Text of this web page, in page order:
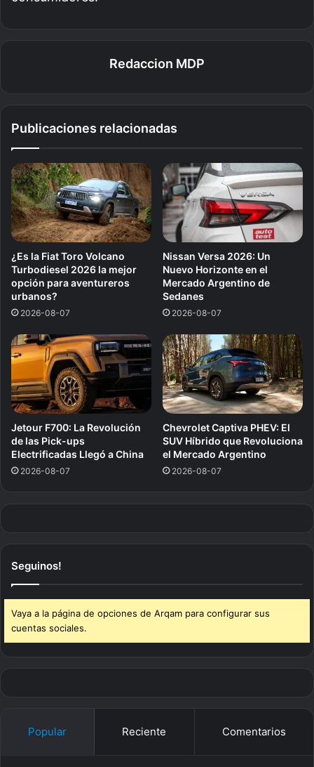
Redaccion MDP
Publicaciones relacionadas
¿Es la Fiat Toro Volcano
Turbodiesel 2026 la mejor
opción para aventureros
urbanos?
2026-08-07
Nissan Versa 2026: Un
Nuevo Horizonte en el
Mercado Argentino de
Sedanes
2026-08-07
Jetour F700: La Revolución
de las Pick-ups
Electrificadas Llegó a China
2026-08-07
Chevrolet Captiva PHEV: El
SUV Híbrido que Revoluciona
el Mercado Argentino
2026-08-07
Seguinos!
Vaya a la página de opciones de Arqam para configurar sus
cuentas sociales.
Popular Reciente Comentarios